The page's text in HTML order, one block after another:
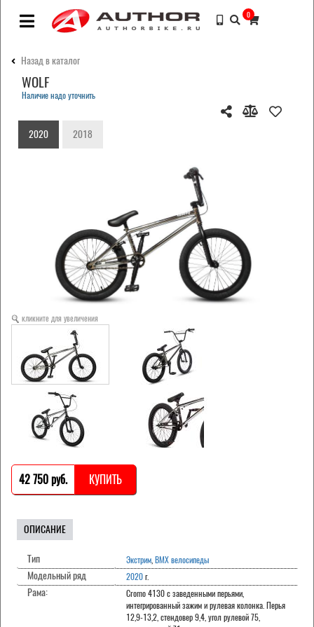
0
Назад в каталог
WOLF
Наличие надо уточнить
2018
2020
кликните для увеличения
42 750 pуб. КУПИТЬ
ОПИСАНИЕ
Тип Экстрим BMX велосипеды
Модельный ряд 2020г.
Рама:
Cromo 4130 с заведенными перьями,
интегрированный зажим и рулевая колонка. Перья
12,9-13,2, стендовер 9,4, угол рулевой 75,